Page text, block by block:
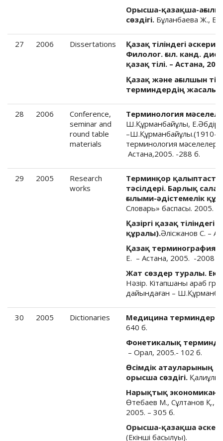
Орысша-қазақша-
сөздігі. Бұланбаева Ж.,
27 2006 Dissertations
Қазақ тіліндегі
Филолог. ғыл. канд.
қазақ тілі. – Астана,
Қазақ және ағылшын
терминдердің
28 2006
Conference,
seminar and
round table
materials
Терминология
Ш.Құрманбайұлы,
–Ш.Құрманбайұлы.(1910-
терминология
Астана,2005. -288 б.
29 2005
Research
works
Терминқор
тәсілдері. Барлық
ғылыми-әдістемелік
Словарь» баспасы. 2005. -
Қазіргі қазақ
құралы).Әлісжанов С. –
Қазақ
Е. – Астана, 2005. -2008 б.
Жат сөздер туралы.
Нәзір. Кітапшаны араб
дайындаған –
30 2005 Dictionaries
Медицина
640 б.
Фонетикалық
– Орал, 2005.- 102 б.
Өсімдік атауларының
орысша сөздігі. Қалиұлы
Нарықтық
Өтебаев М., Сұлтанов Қ.,
2005. – 305 б.
Орысша-қазақша
(Екінші басылуы).